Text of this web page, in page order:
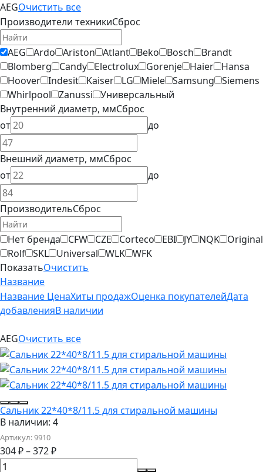
AEGОчистить все
Производители техникиСброс
AEG Ardo Ariston Atlant Beko Bosch
Brandt
Blomberg
Candy Electrolux Gorenje Haier
Hansa
Hoover Indesit Kaiser LG Miele Samsung
Siemens
Whirlpool
Zanussi
Универсальный
Внутренний диаметр, ммСброс
от
до
Внешний диаметр, ммСброс
от
до
ПроизводительСброс
Нет бренда CFW CZE Corteco EBI JY NQK
Original
Rolf SKL Universal WLK WFK
ПоказатьОчистить
Название
Название ЦенаХиты продажОценка покупателейДата
добавленияВ наличии
AEGОчистить все
Сальник 22*40*8/11.5 для стиральной машины
В наличии: 4
Артикул:9910
304₽–372₽